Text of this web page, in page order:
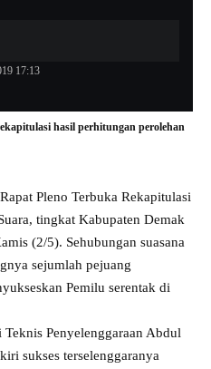
17:13
hasil perhitungan perolehan
Rapat Pleno Terbuka Rekapitulasi
tingkat Kabupaten Demak
(2/5). Sehubungan suasana
sejumlah pejuang
Pemilu serentak di
Penyelenggaraan Abdul
sukses terselenggaranya